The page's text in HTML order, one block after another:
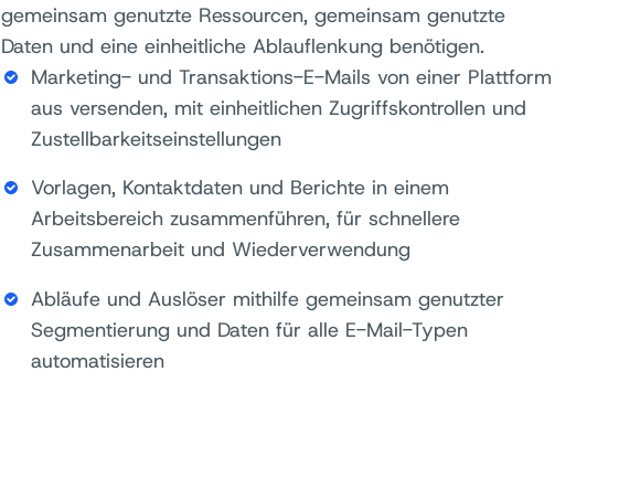
gemeinsam genutzte Ressourcen, gemeinsam genutzte
Daten und eine einheitliche Ablauflenkung benötigen.
Marketing- und Transaktions-E-Mails von einer Plattform
aus versenden, mit einheitlichen Zugriffskontrollen und
Zustellbarkeitseinstellungen
Vorlagen, Kontaktdaten und Berichte in einem
Arbeitsbereich zusammenführen, für schnellere
Zusammenarbeit und Wiederverwendung
Abläufe und Auslöser mithilfe gemeinsam genutzter
Segmentierung und Daten für alle E-Mail-Typen
automatisieren